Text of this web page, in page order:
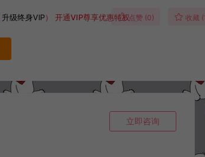
升级终身VIP）开通VIP尊享优惠特权点赞 (0) 收藏
立即咨询